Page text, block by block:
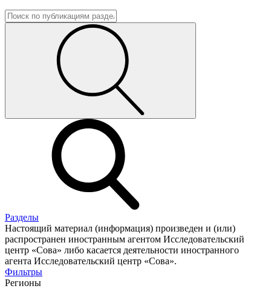
Разделы
Настоящий материал (информация) произведен и (или)
распространен иностранным агентом Исследовательский
центр «Сова» либо касается деятельности иностранного
агента Исследовательский центр «Сова».
Фильтры
Регионы